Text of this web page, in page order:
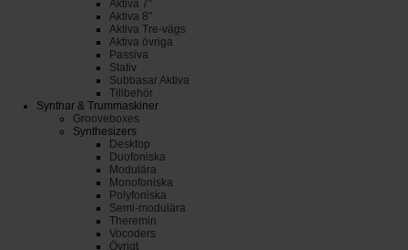
Aktiva 7"
Aktiva 8"
Aktiva Tre-vägs
Aktiva övriga
Passiva
Stativ
Subbasar Aktiva
Tillbehör
Synthar & Trummaskiner
Grooveboxes
Synthesizers
Desktop
Duofoniska
Modulära
Monofoniska
Polyfoniska
Semi-modulära
Theremin
Vocoders
Övrigt